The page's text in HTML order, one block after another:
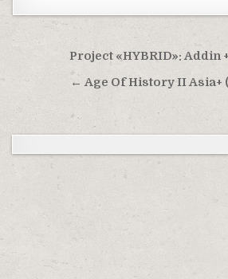
Навигация по
Project «HYBRID»: Addin +
← Age Of History II Asia+